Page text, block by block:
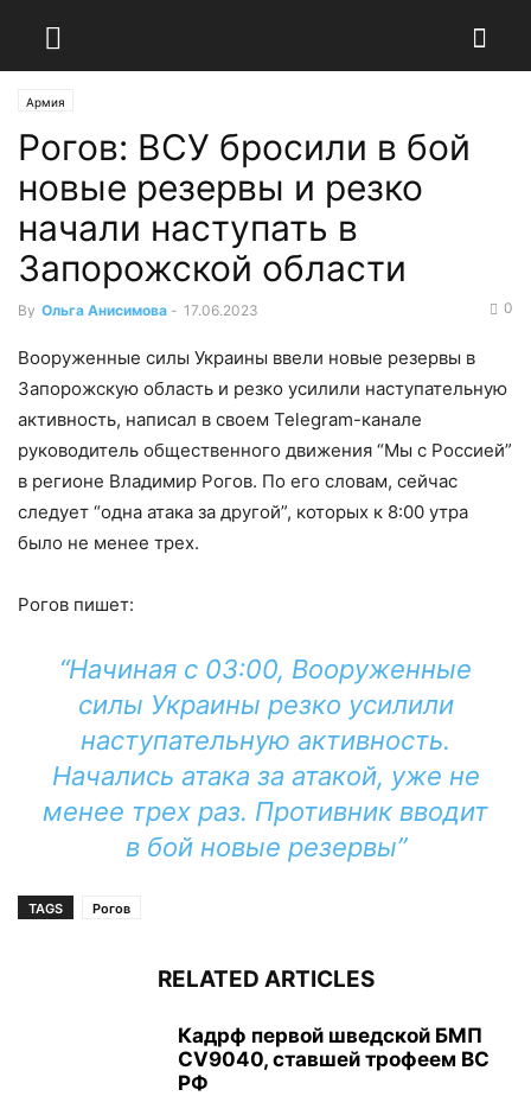
Армия
Рогов: ВСУ бросили в бой
новые резервы и резко
начали наступать в
Запорожской области
By Ольга Анисимова - 17.06.2023 0
Вооруженные силы Украины ввели новые резервы в
Запорожскую область и резко усилили наступательную
активность, написал в своем Telegram-канале
руководитель общественного движения “Мы с Россией”
в регионе Владимир Рогов. По его словам, сейчас
следует “одна атака за другой”, которых к 8:00 утра
было не менее трех.
Рогов пишет:
“Начиная с 03:00, Вооруженные
силы Украины резко усилили
наступательную активность.
Начались атака за атакой, уже не
менее трех раз. Противник вводит
в бой новые резервы”
TAGS Рогов
RELATED ARTICLES
Кадрф первой шведской БМП
CV9040, ставшей трофеем ВС
РФ